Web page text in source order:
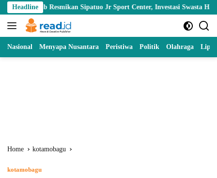
Skip
to
content
HeadlineSipatuo Jr Sport Center, Investasi Swasta Hadirkan Fasilitas
Nasional Menyapa Nusantara Peristiwa Politik Olahraga
Home kotamobagu
kotamobagu